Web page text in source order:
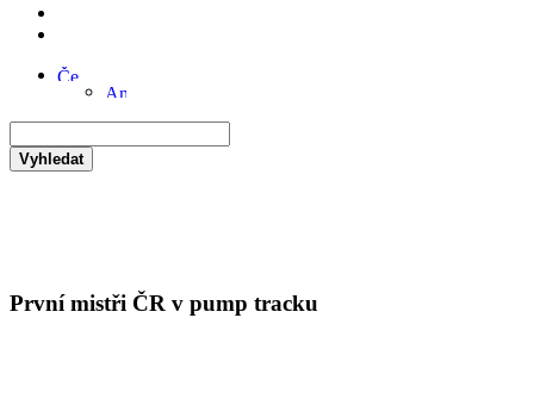
Vyhledat
První mistři ČR v pump tracku